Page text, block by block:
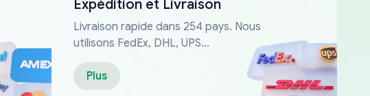
Expédition et Livraison
Livraison rapide dans 254 pays. Nous
utilisons FedEx, DHL, UPS...
Plus